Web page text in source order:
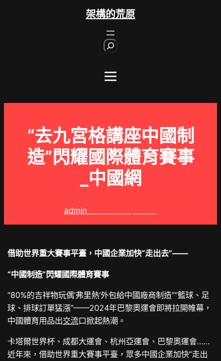
架構的荒原
“去九宮格講座中國制
造”閃耀國際體育賽事
_中國網
admin
借助世界重大賽事平臺，中國企業加快“走出去”——
“中國制造”閃耀國際體育賽事
“80%的吉祥物玩偶‘弗里熱’外包給中國廠商制造”“籃球、足
球、排球訂單猛漲”——2024年巴黎奧運會即將拉開帷幕，
中國體育用品出交流口掀起熱潮。
卡塔爾世界杯、成都大運會、杭州亞運會、巴黎奧運會……
近年來，借助世界重大賽事平臺，眾多中國企業加快“走出